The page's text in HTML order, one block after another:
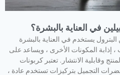
في العناية بالبشرة؟
يستخدم في العناية بالبشرة
المكونات الأخرى ، ويساعد على
وقابلية الانتشار. تعتبر كربونات
التجميل بتركيزات تستخدم عادة ،